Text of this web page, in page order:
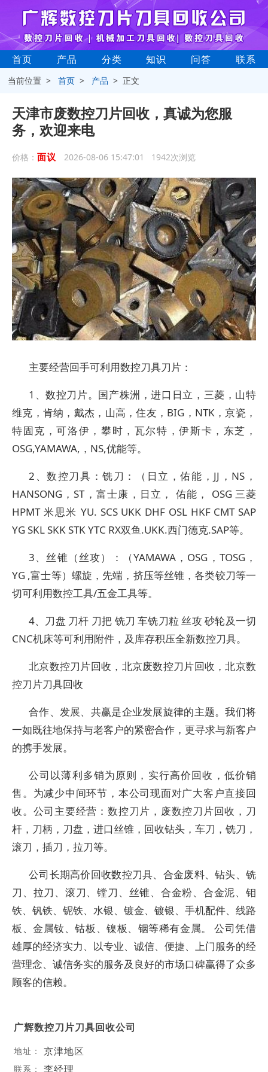
首页 产品 分类 知识 问答 联系
当前位置 >首页 > 产品 > 正文
天津市废数控刀片回收，真诚为您服
务，欢迎来电
价格： 面议 2026-08-06 15:47:01 1942次浏览
主要经营回手可利用数控刀具刀片：
1、数控刀片。国产株洲，进口日立，三菱，山特
维克，肯纳，戴杰，山高，住友，BIG，NTK，京瓷，
特固克，可洛伊，攀时，瓦尔特，伊斯卡，东芝，
OSG,YAMAWA,，NS,优能等。
2、数控刀具：铣刀：（日立，佑能，JJ，NS，
HANSONG，ST，富士康，日立， 佑能， OSG 三菱
HPMT 米思米 YU. SCS UKK DHF OSL HKF CMT SAP
YG SKL SKK STK YTC RX双鱼.UKK.西门德克.SAP等。
3、丝锥（丝攻）：（YAMAWA，OSG，TOSG，
YG ,富士等）螺旋，先端，挤压等丝锥，各类铰刀等一
切可利用数控工具/五金工具等。
4、刀盘 刀杆 刀把 铣刀 车铣刀粒 丝攻 砂轮及一切
CNC机床等可利用附件，及库存积压全新数控刀具。
北京数控刀片回收，北京废数控刀片回收，北京数
控刀片刀具回收
合作、发展、共赢是企业发展旋律的主题。我们将
一如既往地保持与老客户的紧密合作，更寻求与新客户
的携手发展。
公司以薄利多销为原则，实行高价回收，低价销
售。为减少中间环节，本公司现面对广大客户直接回
收。公司主要经营：数控刀片，废数控刀片回收，刀
杆，刀柄，刀盘，进口丝锥，回收钻头，车刀，铣刀，
滚刀，插刀，拉刀等。
公司长期高价回收数控刀具、合金废料、钻头、铣
刀、拉刀、滚刀、镗刀、丝锥、合金粉、合金泥、钼
铁、钒铁、铌铁、水银、镀金、镀银、手机配件、线路
板、金属钕、钴板、镍板、铟等稀有金属。 公司凭借
雄厚的经济实力、以专业、诚信、便捷、上门服务的经
营理念、诚信务实的服务及良好的市场口碑赢得了众多
顾客的信赖。
广辉数控刀片刀具回收公司
地址： 京津地区
联系： 李经理